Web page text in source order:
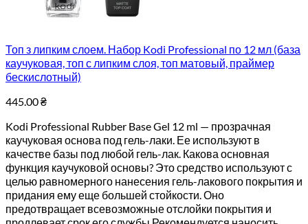
Топ з липким слоем. Набор Kodi Professional по 12 мл (база
каучуковая, топ с липким слоя, топ матовый, праймер
бескислотный)
445.00₴
Kodi Professional Rubber Base Gel 12 ml — прозрачная
каучуковая основа под гель-лаки. Ее используют в
качестве базы под любой гель-лак. Какова основная
функция каучуковой основы? Это средство используют с
целью равномерного нанесения гель-лакового покрытия и
придания ему еще большей стойкости. Оно
предотвращает всевозможные отслойки покрытия и